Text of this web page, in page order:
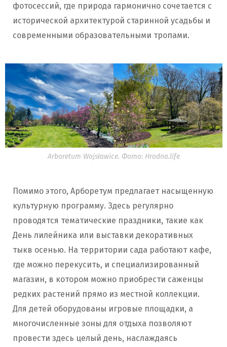
фотосессий, где природа гармонично сочетается с
исторической архитектурой старинной усадьбы и
современными образовательными тропами.
Arboretum Wojsławice. Фото: Hrodna.life
Помимо этого, Арборетум предлагает насыщенную
культурную программу. Здесь регулярно
проводятся тематические праздники, такие как
День лилейника или выставки декоративных
тыкв осенью. На территории сада работают кафе,
где можно перекусить, и специализированный
магазин, в котором можно приобрести саженцы
редких растений прямо из местной коллекции.
Для детей оборудованы игровые площадки, а
многочисленные зоны для отдыха позволяют
провести здесь целый день, наслаждаясь